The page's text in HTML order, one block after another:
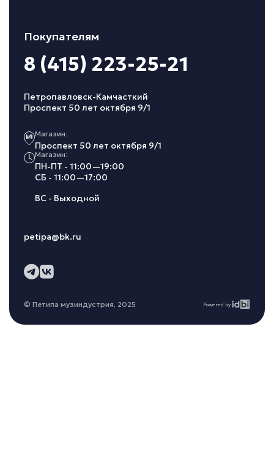
Покупателям
8 (415) 223-25-21
Петропавловск-Камчасткий
Проспект 50 лет октября 9/1
Магазин:
Проспект 50 лет октября 9/1
Магазин:
ПН-ПТ - 11:00—19:00
СБ - 11:00—17:00
ВС - Выходной
petipa@bk.ru
© Петипа музиндустрия, 2025 Powered by